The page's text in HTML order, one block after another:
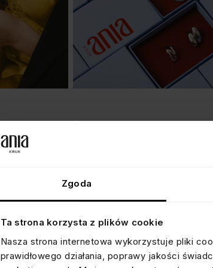
Zgoda
Ta strona korzysta z plików cookie
Nasza strona internetowa wykorzystuje pliki
prawidłowego działania, poprawy jakości